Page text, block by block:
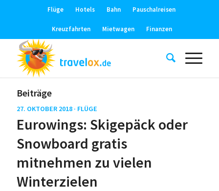
Flüge Hotels Bahn Pauschalreisen
Kreuzfahrten Mietwagen Finanzen
Beiträge
27. OKTOBER 2018 · FLÜGE
Eurowings: Skigepäck oder
Snowboard gratis
mitnehmen zu vielen
Winterzielen